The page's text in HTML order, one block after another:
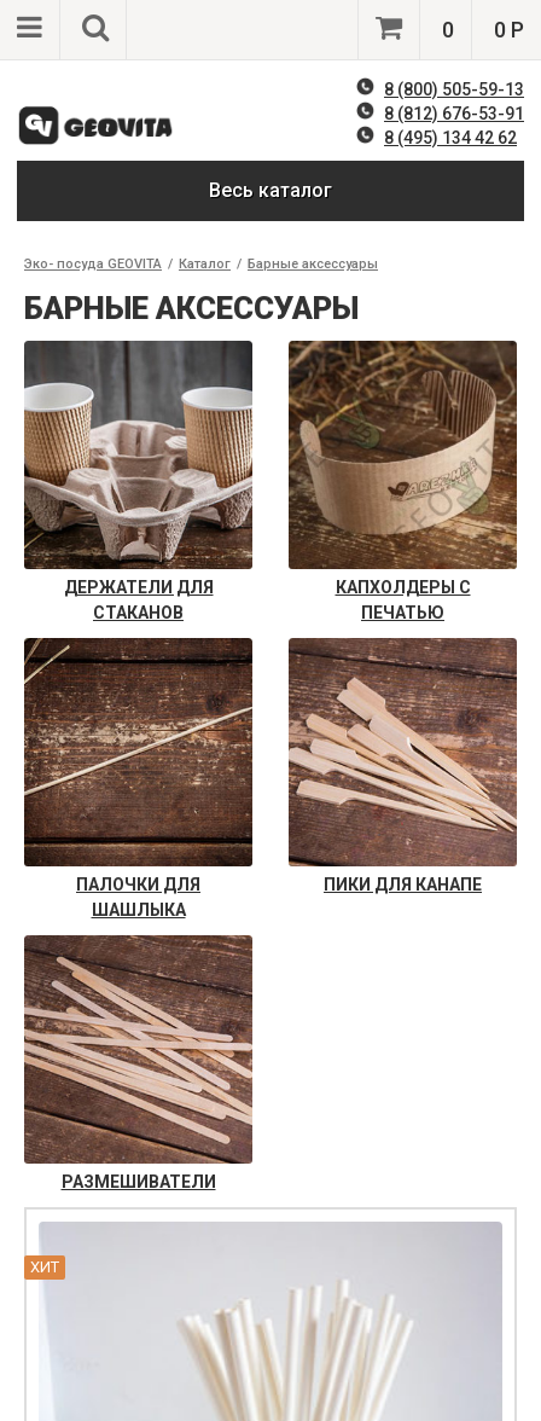
0 0 Р
8 (800) 505-59-13
8 (812) 676-53-91
8 (495) 134 42 62
Весь каталог
Эко- посуда GEOVITA / Каталог / Барные аксессуары
БАРНЫЕ АКСЕССУАРЫ
ДЕРЖАТЕЛИ ДЛЯ
СТАКАНОВ
КАПХОЛДЕРЫ С
ПЕЧАТЬЮ
ПАЛОЧКИ ДЛЯ
ШАШЛЫКА
ПИКИ ДЛЯ КАНАПЕ
РАЗМЕШИВАТЕЛИ
ХИТ